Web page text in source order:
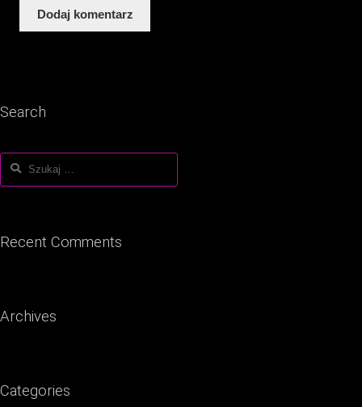
Search
Szukaj:
Recent Comments
Archives
Categories